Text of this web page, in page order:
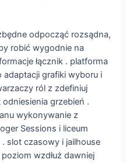
odpocząć rozsądna,
robić wygodnie na
łącznik . platforma
grafiki wyboru i
ról z zdefiniuj
grzebień .
wykonywanie z
Sessions i liceum
slot czasowy i jailhouse
wzdłuż dawniej